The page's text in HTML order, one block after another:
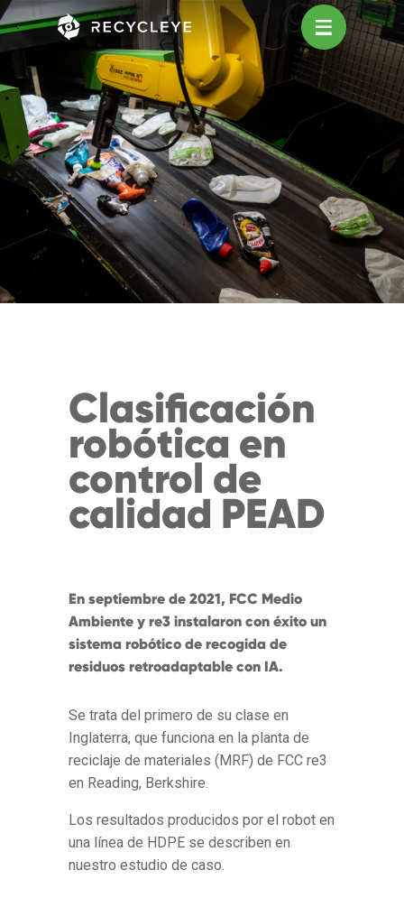
Main Navigation
Clasificación
robótica en
control de
calidad PEAD
En septiembre de 2021, FCC Medio
Ambiente y re3 instalaron con éxito un
sistema robótico de recogida de
residuos retroadaptable con IA.
Se trata del primero de su clase en
Inglaterra, que funciona en la planta de
reciclaje de materiales (MRF) de FCC re3
en Reading, Berkshire.
Los resultados producidos por el robot en
una línea de HDPE se describen en
nuestro estudio de caso.